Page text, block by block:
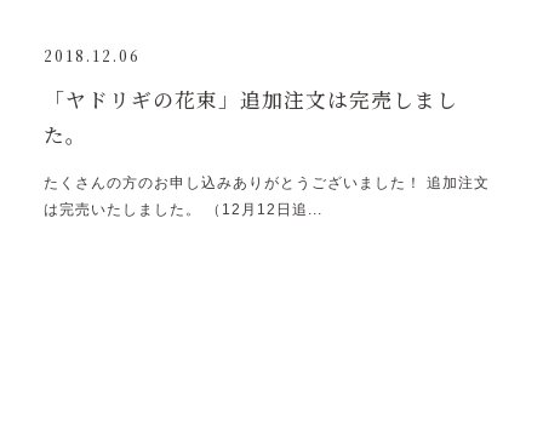
2018.12.06
「ヤドリギの花束」追加注文は完売しまし
た。
たくさんの方のお申し込みありがとうございました！ 追加注文
は完売いたしました。 （12月12日追...